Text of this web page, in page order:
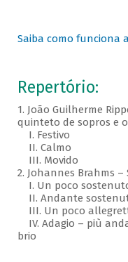
Saiba como funciona
Repertório:
1. João Guilherme
quinteto de sopros e
I. Festivo
II. Calmo
III. Movido
2. Johannes Brahms –
I. Un poco
II. Andante
III. Un poco
IV. Adagio – più
brio